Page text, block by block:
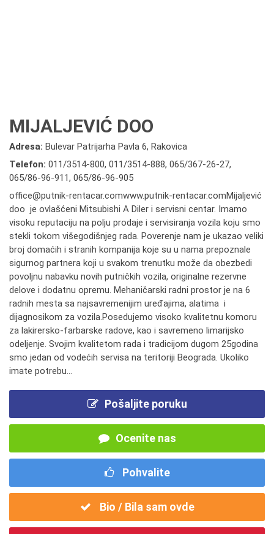
MIJALJEVIĆ DOO
Adresa: Bulevar Patrijarha Pavla 6, Rakovica
Telefon: 011/3514-800, 011/3514-888, 065/367-26-27,
065/86-96-911, 065/86-96-905
office@putnik-rentacar.comwww.putnik-rentacar.comMijaljević
doo je ovlašćeni Mitsubishi A Diler i servisni centar. Imamo
visoku reputaciju na polju prodaje i servisiranja vozila koju smo
stekli tokom višegodišnjeg rada. Poverenje nam je ukazao veliki
broj domaćih i stranih kompanija koje su u nama prepoznale
sigurnog partnera koji u svakom trenutku može da obezbedi
povoljnu nabavku novih putničkih vozila, originalne rezervne
delove i dodatnu opremu. Mehaničarski radni prostor je na 6
radnih mesta sa najsavremenijim uređajima, alatima i
dijagnosikom za vozila.Posedujemo visoko kvalitetnu komoru
za lakirersko-farbarske radove, kao i savremeno limarijsko
odeljenje. Svojim kvalitetom rada i tradicijom dugom 25godina
smo jedan od vodećih servisa na teritoriji Beograda. Ukoliko
imate potrebu...
Pošaljite poruku
Ocenite nas
Pohvalite
Bio / Bila sam ovde